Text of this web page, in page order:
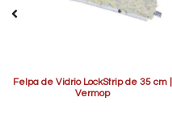
Felpa de Vidrio LockStrip de 35 cm |
Vermop